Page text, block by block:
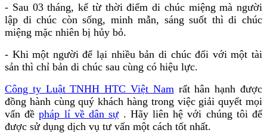
- Sau 03 tháng, kể từ thời điểm di chúc miệng mà người
lập di chúc còn sống, minh mẫn, sáng suốt thì di chúc
miệng mặc nhiên bị hủy bỏ.
- Khi một người để lại nhiều bản di chúc đối với một tài
sản thì chỉ bản di chúc sau cùng có hiệu lực.
Công ty Luật TNHH HTC Việt Nam rất hân hạnh được
đồng hành cùng quý khách hàng trong việc giải quyết mọi
vấn đềpháp lí về dân sự. Hãy liên hệ với chúng tôi để
được sử dụng dịch vụ tư vấn một cách tốt nhất.